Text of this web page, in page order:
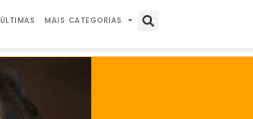
ÚLTIMAS MAIS CATEGORIAS